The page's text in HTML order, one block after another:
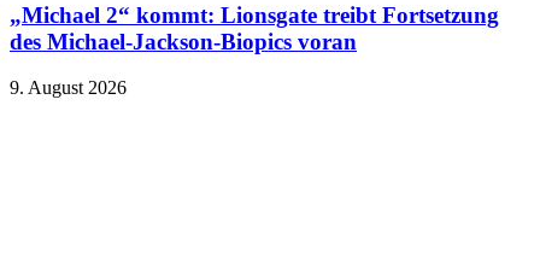
„Michael 2“ kommt: Lionsgate treibt Fortsetzung
des Michael-Jackson-Biopics voran
9. August 2026